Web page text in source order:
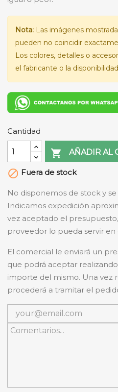
Nota: Las imágenes
pueden no coincidir
Los colores, detalles o
el fabricante o la
Cantidad
 AÑADIR AL
 Fuera de stock
No disponemos de stock y
Indicamos expedición
vez aceptado el
proveedor lo pueda servir en
El comercial le enviará un
que podrá aceptar
importe del mismo. Una vez
procederá a tramitar el